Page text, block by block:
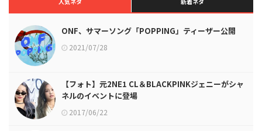
ONF、サマーソング「POPPING」ティーザー公開
2021/07/28
【フォト】元2NE1 CL＆BLACKPINKジェニーがシャ
ネルのイベントに登場
2017/06/22